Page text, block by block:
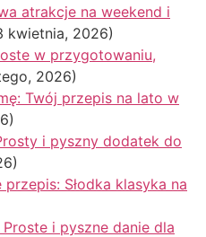
atrakcje na weekend i
kwietnia, 2026)
w przygotowaniu,
2026)
Twój przepis na lato w
i pyszny dodatek do
Słodka klasyka na
i pyszne danie dla